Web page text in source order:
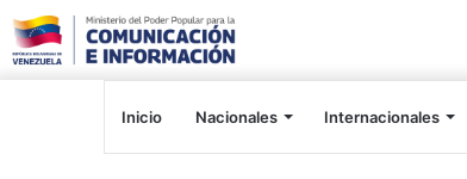
Inicio Nacionales Internacionales